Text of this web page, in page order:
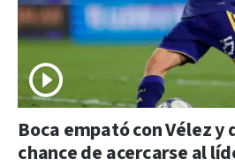
Boca empató con Vélez y
chance de acercarse al